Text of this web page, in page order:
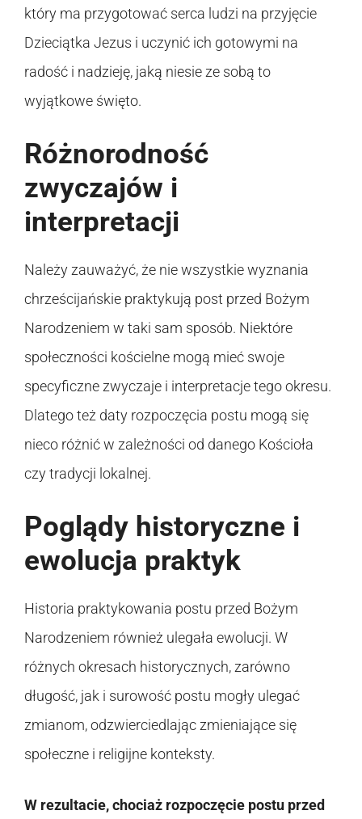
który ma przygotować serca ludzi na przyjęcie
Dzieciątka Jezus i uczynić ich gotowymi na
radość i nadzieję, jaką niesie ze sobą to
wyjątkowe święto.
Różnorodność
zwyczajów i
interpretacji
Należy zauważyć, że nie wszystkie wyznania
chrześcijańskie praktykują post przed Bożym
Narodzeniem w taki sam sposób. Niektóre
społeczności kościelne mogą mieć swoje
specyficzne zwyczaje i interpretacje tego okresu.
Dlatego też daty rozpoczęcia postu mogą się
nieco różnić w zależności od danego Kościoła
czy tradycji lokalnej.
Poglądy historyczne i
ewolucja praktyk
Historia praktykowania postu przed Bożym
Narodzeniem również ulegała ewolucji. W
różnych okresach historycznych, zarówno
długość, jak i surowość postu mogły ulegać
zmianom, odzwierciedlając zmieniające się
społeczne i religijne konteksty.
W rezultacie, chociaż rozpoczęcie postu przed